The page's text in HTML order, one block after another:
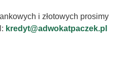
i złotowych prosimy
kredyt@adwokatpaczek.pl